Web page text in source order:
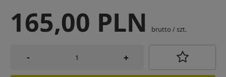
165,00 PLN brutto /szt.
- +